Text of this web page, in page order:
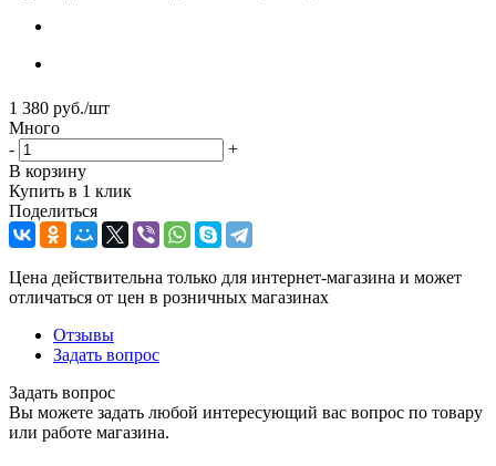
1 380 руб./шт
Много
-
+
В корзину
Купить в 1 клик
Поделиться
Цена действительна только для интернет-магазина и может
отличаться от цен в розничных магазинах
Отзывы
Задать вопрос
Задать вопрос
Вы можете задать любой интересующий вас вопрос по товару
или работе магазина.